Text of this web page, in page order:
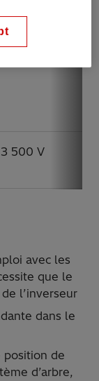
3 500 V
avec les
que le
l’inverseur
dans le
position de
d’arbre,